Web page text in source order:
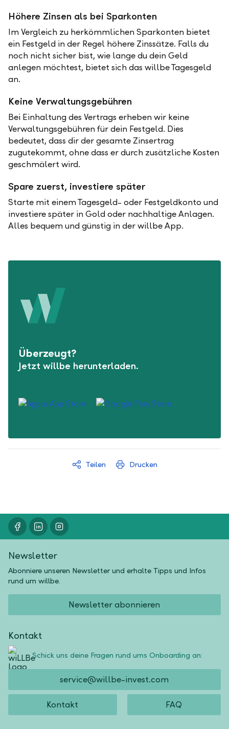
Höhere Zinsen als bei Sparkonten
Im Vergleich zu herkömmlichen Sparkonten bietet
ein Festgeld in der Regel höhere Zinssätze. Falls du
noch nicht sicher bist, wie lange du dein Geld
anlegen möchtest, bietet sich das willbe Tagesgeld
an.
Keine Verwaltungsgebühren
Bei Einhaltung des Vertrags erheben wir keine
Verwaltungsgebühren für dein Festgeld. Dies
bedeutet, dass dir der gesamte Zinsertrag
zugutekommt, ohne dass er durch zusätzliche Kosten
geschmälert wird.
Spare zuerst, investiere später
Starte mit einem Tagesgeld- oder Festgeldkonto und
investiere später in Gold oder nachhaltige Anlagen.
Alles bequem und günstig in der willbe App.
Überzeugt?
Jetzt willbe herunterladen.
Teilen Drucken
Newsletter
Abonniere unseren Newsletter und erhalte Tipps und Infos
rund um willbe.
Newsletter abonnieren
Kontakt
Schick uns deine Fragen rund ums Onboarding an:
service@willbe-invest.com
Kontakt FAQ